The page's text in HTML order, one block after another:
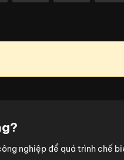
nghiệp để quá trình chế